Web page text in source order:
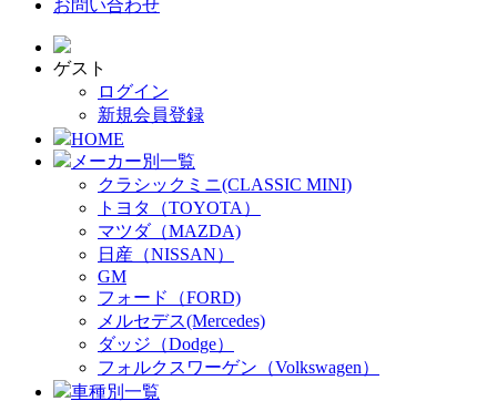
お問い合わせ
ゲスト
ログイン
新規会員登録
HOME
メーカー別一覧
クラシックミニ(CLASSIC MINI)
トヨタ（TOYOTA）
マツダ（MAZDA)
日産（NISSAN）
GM
フォード（FORD)
メルセデス(Mercedes)
ダッジ（Dodge）
フォルクスワーゲン（Volkswagen）
車種別一覧